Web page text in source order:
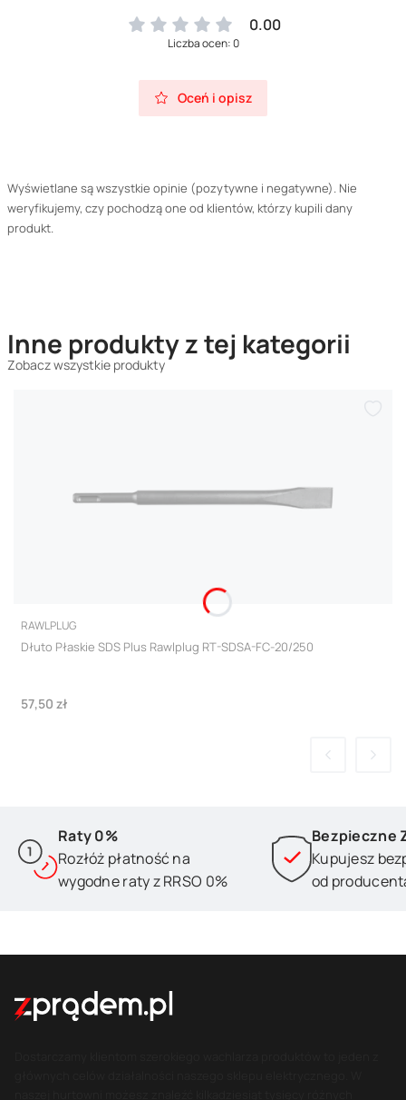
0.00
Liczba ocen: 0
Oceń i opisz
Wyświetlane są wszystkie opinie (pozytywne i negatywne). Nie
weryfikujemy, czy pochodzą one od klientów, którzy kupili dany
produkt.
Inne produkty z tej kategorii
Zobacz wszystkie produkty
PRODUCENT
RAWLPLUG
Dłuto Płaskie SDS Plus Rawlplug RT-SDSA-FC-20/250
Cena
57,50 zł
Raty 0%
Rozłóż płatność na
wygodne raty z RRSO 0%
Bezpieczne
Kupujesz
od